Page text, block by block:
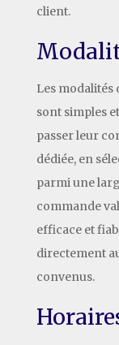
client.
Les modalités
sont simples
passer leur
dédiée, en
parmi une
commande
efficace et
directement
convenus.